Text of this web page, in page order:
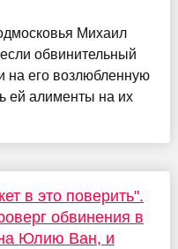
Михаил
обвинительный
на его возлюбленную
ей алименты на их
в это поверить".
обвинения в
Юлию Ван, и